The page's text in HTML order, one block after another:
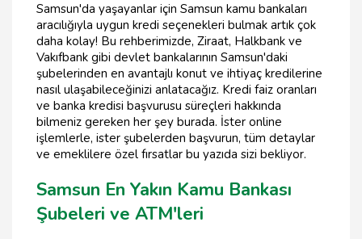
Samsun'da yaşayanlar için Samsun kamu bankaları
aracılığıyla uygun kredi seçenekleri bulmak artık çok
daha kolay! Bu rehberimizde, Ziraat, Halkbank ve
Vakıfbank gibi devlet bankalarının Samsun'daki
şubelerinden en avantajlı konut ve ihtiyaç kredilerine
nasıl ulaşabileceğinizi anlatacağız. Kredi faiz oranları
ve banka kredisi başvurusu süreçleri hakkında
bilmeniz gereken her şey burada. İster online
işlemlerle, ister şubelerden başvurun, tüm detaylar
ve emeklilere özel fırsatlar bu yazıda sizi bekliyor.
Samsun En Yakın Kamu Bankası
Şubeleri ve ATM'leri